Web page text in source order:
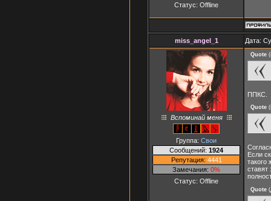
Статус: Offline
miss_angel_1 Дата:
Вспоминай меня
Группа: Свои
Сообщений: 1924
Репутация: 4441
Замечания: 0%
Статус: Offline
Quote (
ППКС.
Quote (
Если
такого
ставят
Quote (